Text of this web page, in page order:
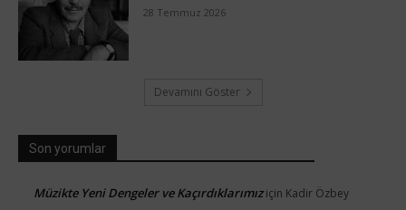
28 Temmuz 2026
Devamını Göster
Son yorumlar
Müzikte Yeni Dengeler ve Kaçırdıklarımıziçin Kadir Özbey